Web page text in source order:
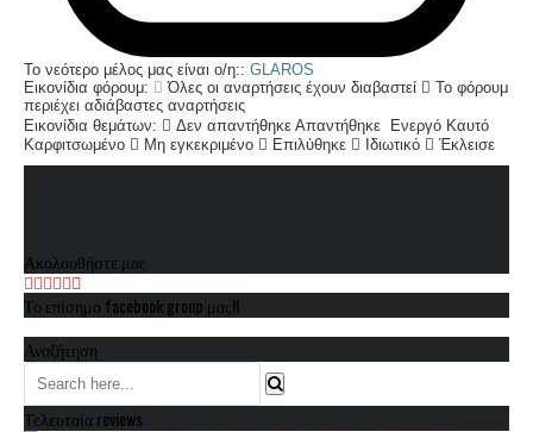
Το νεότερο μέλος μας είναι ο/η:: GLAROS
Εικονίδια φόρουμ:
Όλες οι αναρτήσεις έχουν διαβαστεί
Το φόρουμ
περιέχει αδιάβαστες αναρτήσεις
Εικονίδια θεμάτων:
Δεν απαντήθηκε Απαντήθηκε Ενεργό Καυτό
Καρφιτσωμένο
Μη εγκεκριμένο Επιλύθηκε Ιδιωτικό Έκλεισε
Ακολουθήστε μας
Το επίσημο facebook group μας!!
Αναζήτηση
Τελευταία reviews